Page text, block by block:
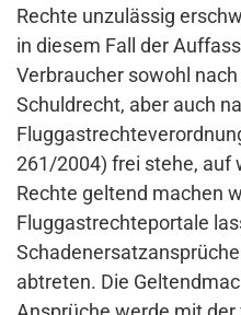
Rechte unzulässig
in diesem Fall der
Verbraucher sowohl
Schuldrecht, aber auch
261/2004) frei stehe, auf
Rechte geltend machen
Fluggastrechteportale
abtreten. Die